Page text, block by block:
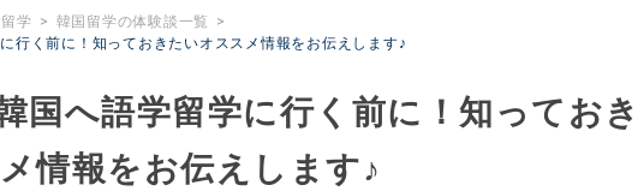
学
韓国留学の体験談一覧
行く前に！知っておきたいオススメ情報をお伝えします♪
国へ語学留学に行く前に！知ってお
情報をお伝えします♪